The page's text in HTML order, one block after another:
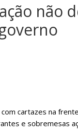
não
com cartazes na
e sobremesas